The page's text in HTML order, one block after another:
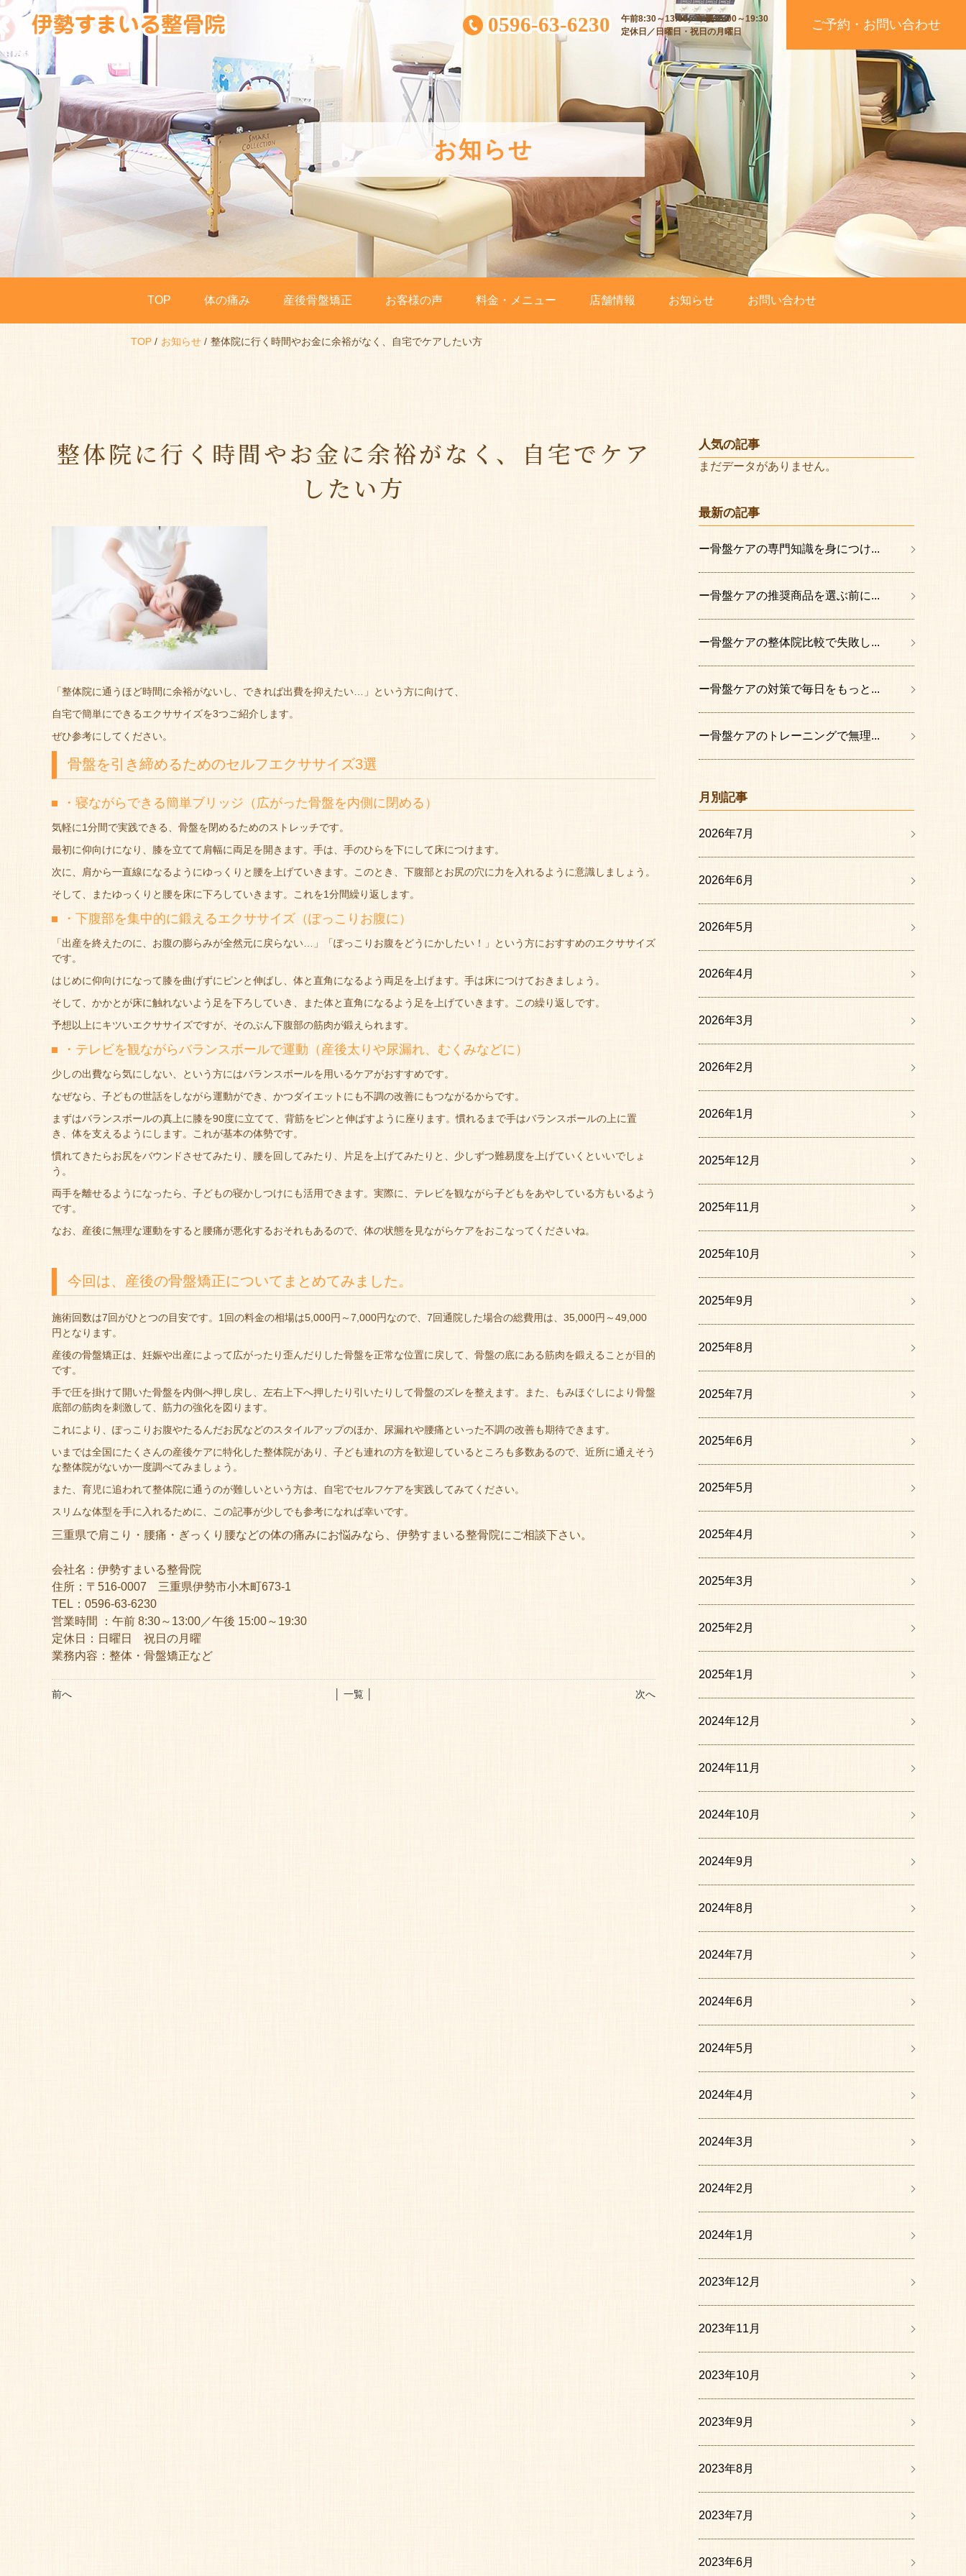
0596-63-6230
午前8:30～13:00／午後15:00～19:30
定休日／日曜日・祝日の月曜日
ご予約・お問い合わせ
お知らせ
TOP 体の痛み 産後骨盤矯正 お客様の声 料金・メニュー 店舗情報 お知らせ お問い合わせ
TOP お知らせ 整体院に行く時間やお金に余裕がなく、自宅でケアしたい方
整体院に行く時間やお金に余裕がなく、自宅でケア
したい方
「整体院に通うほど時間に余裕がないし、できれば出費を抑えたい…」という方に向けて、
自宅で簡単にできるエクササイズを3つご紹介します。
ぜひ参考にしてください。
骨盤を引き締めるためのセルフエクササイズ3選
・寝ながらできる簡単ブリッジ（広がった骨盤を内側に閉める）
気軽に1分間で実践できる、骨盤を閉めるためのストレッチです。
最初に仰向けになり、膝を立てて肩幅に両足を開きます。手は、手のひらを下にして床につけます。
次に、肩から一直線になるようにゆっくりと腰を上げていきます。このとき、下腹部とお尻の穴に力を入れるように意識しましょう。
そして、またゆっくりと腰を床に下ろしていきます。これを1分間繰り返します。
・下腹部を集中的に鍛えるエクササイズ（ぽっこりお腹に）
「出産を終えたのに、お腹の膨らみが全然元に戻らない…」「ぽっこりお腹をどうにかしたい！」という方におすすめのエクササイズ
です。
はじめに仰向けになって膝を曲げずにピンと伸ばし、体と直角になるよう両足を上げます。手は床につけておきましょう。
そして、かかとが床に触れないよう足を下ろしていき、また体と直角になるよう足を上げていきます。この繰り返しです。
予想以上にキツいエクササイズですが、そのぶん下腹部の筋肉が鍛えられます。
・テレビを観ながらバランスボールで運動（産後太りや尿漏れ、むくみなどに）
少しの出費なら気にしない、という方にはバランスボールを用いるケアがおすすめです。
なぜなら、子どもの世話をしながら運動ができ、かつダイエットにも不調の改善にもつながるからです。
まずはバランスボールの真上に膝を90度に立てて、背筋をピンと伸ばすように座ります。慣れるまで手はバランスボールの上に置
き、体を支えるようにします。これが基本の体勢です。
慣れてきたらお尻をバウンドさせてみたり、腰を回してみたり、片足を上げてみたりと、少しずつ難易度を上げていくといいでしょ
う。
両手を離せるようになったら、子どもの寝かしつけにも活用できます。実際に、テレビを観ながら子どもをあやしている方もいるよう
です。
なお、産後に無理な運動をすると腰痛が悪化するおそれもあるので、体の状態を見ながらケアをおこなってくださいね。
今回は、産後の骨盤矯正についてまとめてみました。
施術回数は7回がひとつの目安です。1回の料金の相場は5,000円～7,000円なので、7回通院した場合の総費用は、35,000円～49,000
円となります。
産後の骨盤矯正は、妊娠や出産によって広がったり歪んだりした骨盤を正常な位置に戻して、骨盤の底にある筋肉を鍛えることが目的
です。
手で圧を掛けて開いた骨盤を内側へ押し戻し、左右上下へ押したり引いたりして骨盤のズレを整えます。また、もみほぐしにより骨盤
底部の筋肉を刺激して、筋力の強化を図ります。
これにより、ぽっこりお腹やたるんだお尻などのスタイルアップのほか、尿漏れや腰痛といった不調の改善も期待できます。
いまでは全国にたくさんの産後ケアに特化した整体院があり、子ども連れの方を歓迎しているところも多数あるので、近所に通えそう
な整体院がないか一度調べてみましょう。
また、育児に追われて整体院に通うのが難しいという方は、自宅でセルフケアを実践してみてください。
スリムな体型を手に入れるために、この記事が少しでも参考になれば幸いです。
三重県で肩こり・腰痛・ぎっくり腰などの体の痛みにお悩みなら、伊勢すまいる整骨院にご相談下さい。
会社名：伊勢すまいる整骨院
住所：〒516-0007 三重県伊勢市小木町673-1
TEL：0596-63-6230
営業時間 ：午前 8:30～13:00／午後 15:00～19:30
定休日：日曜日 祝日の月曜
業務内容：整体・骨盤矯正など
前へ 次へ
│ 一覧 │
人気の記事
まだデータがありません。
最新の記事
ー骨盤ケアの専門知識を身につけ...
ー骨盤ケアの推奨商品を選ぶ前に...
ー骨盤ケアの整体院比較で失敗し...
ー骨盤ケアの対策で毎日をもっと...
ー骨盤ケアのトレーニングで無理...
月別記事
2026年7月
2026年6月
2026年5月
2026年4月
2026年3月
2026年2月
2026年1月
2025年12月
2025年11月
2025年10月
2025年9月
2025年8月
2025年7月
2025年6月
2025年5月
2025年4月
2025年3月
2025年2月
2025年1月
2024年12月
2024年11月
2024年10月
2024年9月
2024年8月
2024年7月
2024年6月
2024年5月
2024年4月
2024年3月
2024年2月
2024年1月
2023年12月
2023年11月
2023年10月
2023年9月
2023年8月
2023年7月
2023年6月